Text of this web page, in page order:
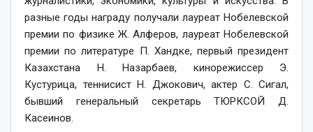
разные годы награду получали лауреат Нобелевской
премии по физике Ж. Алферов, лауреат Нобелевской
премии по литературе П. Хандке, первый президент
Казахстана Н. Назарбаев, кинорежиссер Э.
Кустурица, теннисист Н. Джокович, актер С. Сигал,
бывший генеральный секретарь ТЮРКСОЙ Д.
Касеинов.